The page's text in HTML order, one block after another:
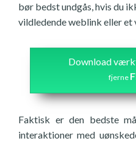
bør bedst undgås, hvis du
vildledende weblink eller et
Download
fjerne
Faktisk er den bedste
interaktioner med